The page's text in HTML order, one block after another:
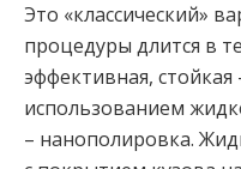
Это «классический»
процедуры длится в
эффективная, стойкая
использованием
– нанополировка.